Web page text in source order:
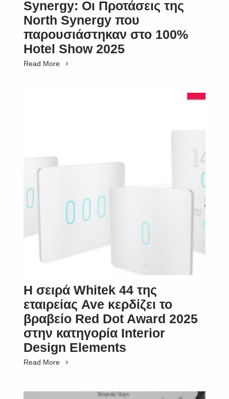
Synergy: Οι Προτάσεις της
North Synergy που
παρουσιάστηκαν στο 100%
Hotel Show 2025
Read More
Η σειρά Whitek 44 της
εταιρείας Ave κερδίζει το
βραβείο Red Dot Award 2025
στην κατηγορία Interior
Design Elements
Read More